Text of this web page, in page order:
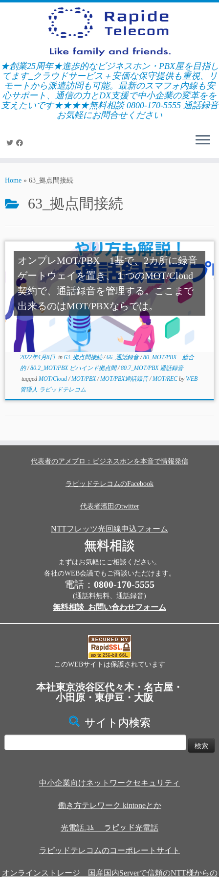
Skip
★創業25周年★進歩的なビジネスホン・PBX屋を目指し
てます_クラウドサービス＋安価な保守提供も重視、リ
モートから派遣訪問も可能。最新のスマフォ内線も安
心サポート、通信の力とDX支援で中小企業の変革をを
支えたいです★★★★無料相談 0800-170-5555 通話録音
お気軽にお問合せください
Home » 63_拠点間接続
63_拠点間接続
オンプレMOT/PBX 1基で、2カ所に録音
ゲートウェイを置き、１つのMOT/Cloud
契約で、通話録音を管理する。ここまで
出来るのはMOT/PBXならでは。
2022年4月8日in 63_拠点間接続/66_通話録音/80_MOT/PBX 総合
的/80.2_MOT/PBX ビハインド拠点間/80.7_MOT/PBX 通話録音
tagged MOT/Cloud/MOT/PBX/MOT/PBX通話録音/MOT/REC by WEB
管理人 ラピッドテレコム
代表者のアメブロ：ビジネスホンを本音で情報発信
ラピッドテレコムのFacebook
代表者濱田のtwitter
NTTフレッツ光回線申込フォーム
無料相談
まずはお気軽にご相談ください。
各社のWEB会議でもご商談いただけます。
電話： 0800-170-5555
(通話料無料、通話録音)
無料相談_お問い合わせフォーム
このWEBサイトは保護されています
本社東京渋谷区代々木・名古屋・
小田原・東伊豆・大阪
サイト内検索
索:
中小企業向けネットワークセキュリティ
働き方テレワーク kintoneとか
光電話.ｺﾑ ラピッド光電話
ラピッドテレコムのコーポレートサイト
オンラインストレージ 国産国内Serverで信頼のNTT様からの